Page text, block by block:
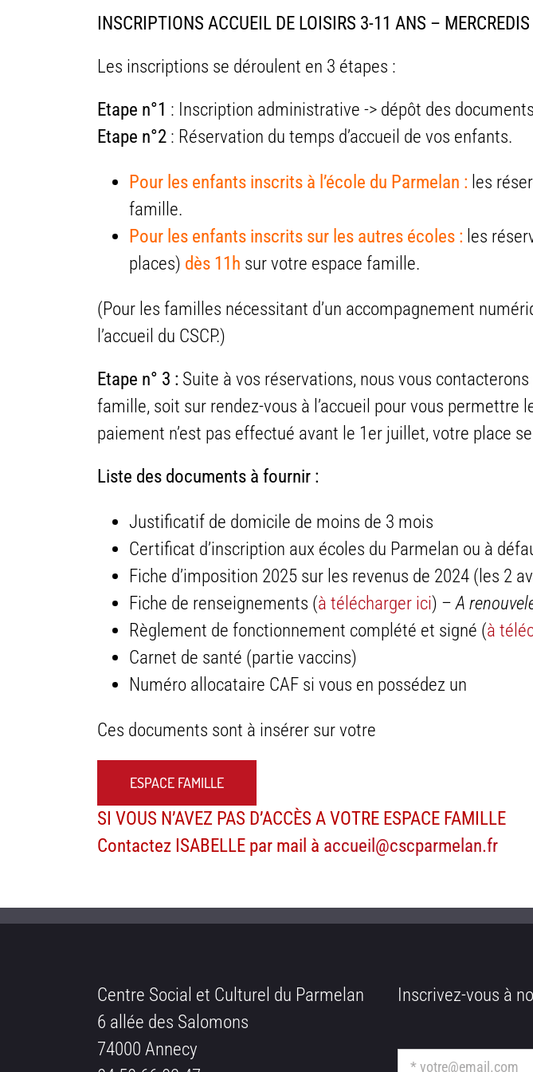
INSCRIPTIONS ACCUEIL DE LOISIRS 3-11 ANS –
Les inscriptions se déroulent en 3 étapes :
Etape n°1 : Inscription administrative -> dépôt des
Etape n°2: Réservation du temps d’accueil de vos enfants.
Pour les enfants inscrits à l’école du Parmelan : les
famille.
Pour les enfants inscrits sur les autres écoles : les
places) dès 11h sur votre espace famille.
(Pour les familles nécessitant d’un accompagnement
l’accueil du CSCP.)
Etape n° 3 : Suite à vos réservations, nous vous
famille, soit sur rendez-vous à l’accueil pour vous
paiement n’est pas effectué avant le 1er juillet, votre place
Liste des documents à fournir :
Justificatif de domicile de moins de 3 mois
Certificat d’inscription aux écoles du Parmelan ou à
Fiche d’imposition 2025 sur les revenus de 2024 (les 2
Fiche de renseignements (à télécharger ici) –A
Règlement de fonctionnement complété et signé (à
Carnet de santé (partie vaccins)
Numéro allocataire CAF si vous en possédez un
Ces documents sont à insérer sur votre
ESPACE FAMILLE
SI VOUS N’AVEZ PAS D’ACCÈS A VOTRE ESPACE FAMILLE
Contactez ISABELLE par mail à accueil@cscparmelan.fr
Centre Social et Culturel du Parmelan
6 allée des Salomons
74000 Annecy
Inscrivez-vous à